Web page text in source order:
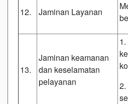
12. Jaminan Layanan
13.
Jaminan keamanan
dan keselamatan
pelayanan